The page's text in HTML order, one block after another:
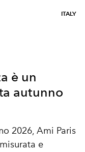
ITALY
è un
autunno
2026, Ami Paris
e